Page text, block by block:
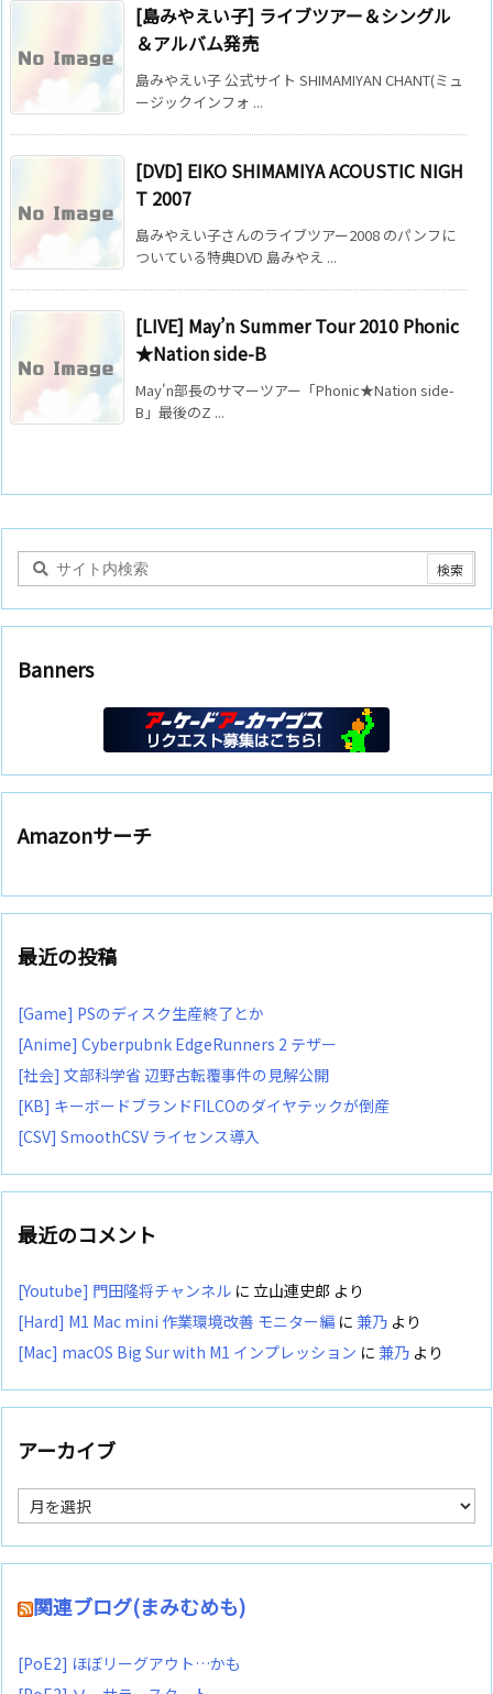
[島みやえい子] ライブツアー＆シングル
＆アルバム発売
島みやえい子 公式サイト SHIMAMIYAN CHANT(ミュ
ージックインフォ ...
[DVD] EIKO SHIMAMIYA ACOUSTIC NIGH
T 2007
島みやえい子さんのライブツアー2008 のパンフに
ついている特典DVD 島みやえ ...
[LIVE] May’n Summer Tour 2010 Phonic
★Nation side-B
May'n部長のサマーツアー「Phonic★Nation side-
B」最後のZ ...
Banners
Amazonサーチ
最近の投稿
[Game] PSのディスク生産終了とか
[Anime] Cyberpubnk EdgeRunners 2 テザー
[社会] 文部科学省 辺野古転覆事件の見解公開
[KB] キーボードブランドFILCOのダイヤテックが倒産
[CSV] SmoothCSV ライセンス導入
最近のコメント
[Youtube] 門田隆将チャンネル に 立山連史郎 より
[Hard] M1 Mac mini 作業環境改善 モニター編 に 兼乃 より
[Mac] macOS Big Sur with M1 インプレッション に 兼乃 より
アーカイブ
ア
ー
カ
イ
関連ブログ(まみむめも)
[PoE2] ほぼリーグアウト…かも